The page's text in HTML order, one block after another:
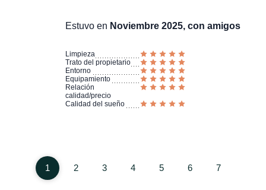
Estuvo en Noviembre 2025, con amigos
Limpieza
Trato del propietario
Entorno
Equipamiento
Relación
calidad/precio
Calidad del sueño
1 2 3 4 5 6 7